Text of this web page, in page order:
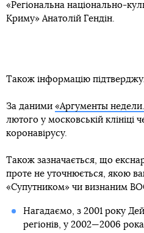
«Регіональна національно-
Криму» Анатолій Гендін.
Також інформацію
За даними «Аргументы
лютого у московській клініці
коронавірусу.
Також зазначається, що
проте не уточнюється, якою
«Супутником» чи визнаним
Нагадаємо, з 2001 року
регіонів, у 2002—2006